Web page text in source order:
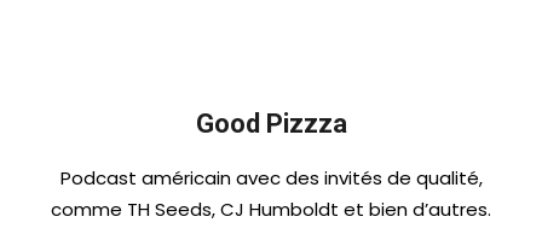
Good Pizzza
Podcast américain avec des invités de qualité,
comme TH Seeds, CJ Humboldt et bien d’autres.